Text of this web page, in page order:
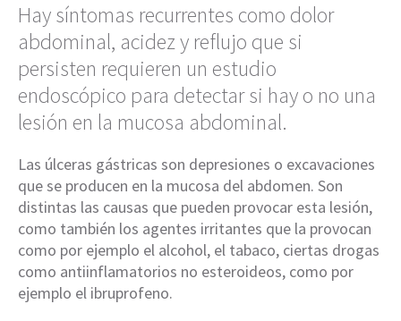
Hay síntomas recurrentes como dolor
abdominal, acidez y reflujo que si
persisten requieren un estudio
endoscópico para detectar si hay o no una
lesión en la mucosa abdominal.
Las úlceras gástricas son depresiones o excavaciones
que se producen en la mucosa del abdomen. Son
distintas las causas que pueden provocar esta lesión,
como también los agentes irritantes que la provocan
como por ejemplo el alcohol, el tabaco, ciertas drogas
como antiinflamatorios no esteroideos, como por
ejemplo el ibruprofeno.